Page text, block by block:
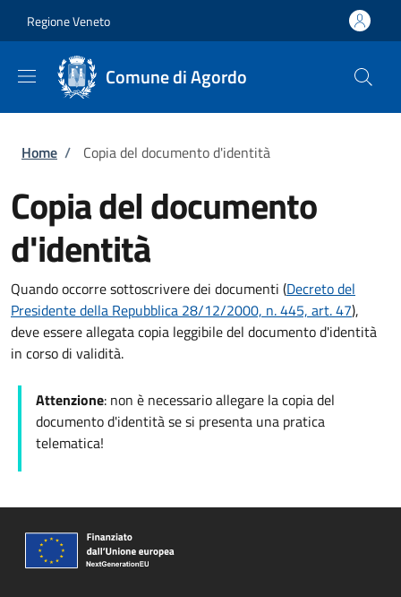
Regione Veneto
Comune di Agordo
Briciole di pane
Home / Copia del documento d'identità
Copia del documento
d'identità
Quando occorre sottoscrivere dei documenti (Decreto del
Presidente della Repubblica 28/12/2000, n. 445, art. 47),
deve essere allegata copia leggibile del documento d'identità
in corso di validità.
Attenzione: non è necessario allegare la copia del
documento d'identità se si presenta una pratica
telematica!